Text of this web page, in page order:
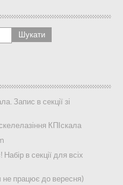
Запис в секції зі
КПІскала
в секції для всіх
не працює до вересня)